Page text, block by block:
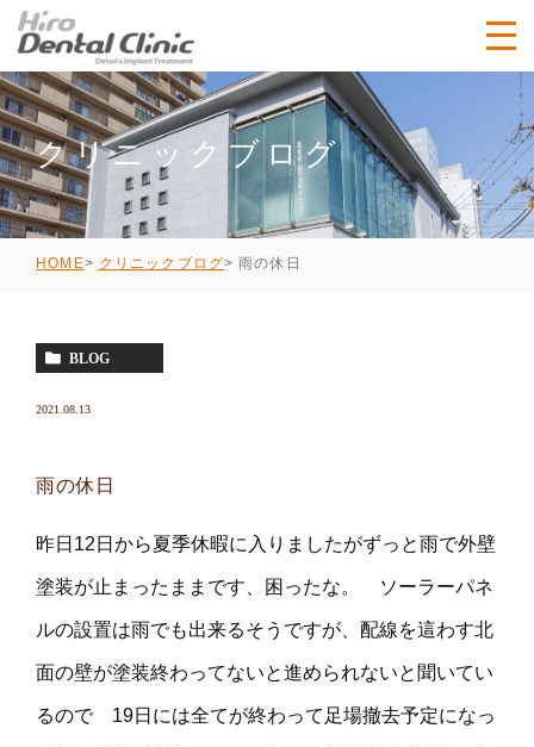
クリニックブログ
HOME クリニックブログ 雨の休日
BLOG
2021.08.13
雨の休日
昨日12日から夏季休暇に入りましたがずっと雨で外壁
塗装が止まったままです、困ったな。 ソーラーパネ
ルの設置は雨でも出来るそうですが、配線を這わす北
面の壁が塗装終わってないと進められないと聞いてい
るので 19日には全てが終わって足場撤去予定になっ